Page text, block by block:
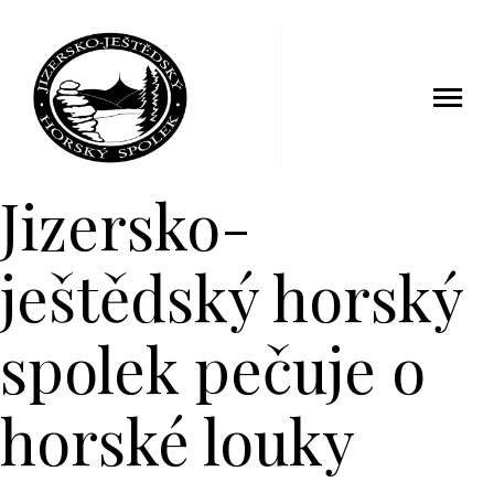
Jizersko-
ještědský horský
spolek pečuje o
horské louky